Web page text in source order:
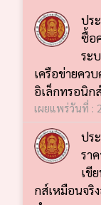
ปร
ซื้อ
ระ
เครือข่ายคว
อิเล็กทรอนิก
เผยแพร่วันที่ :
ปร
รา
เขี
กส์เหมือนจริ